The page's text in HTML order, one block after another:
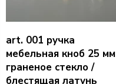
art. 001 ручка
мебельная кноб 25 мм
граненое стекло /
блестящая латунь